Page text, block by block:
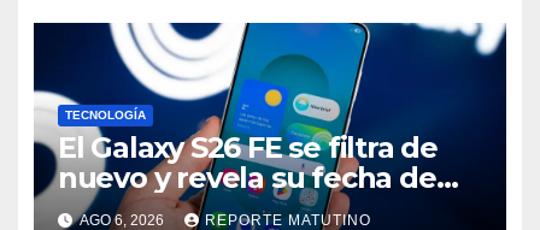
TECNOLOGÍA
El Galaxy S26 FE se filtra de
nuevo y revela su fecha de
lanzamiento
AGO 6, 2026 REPORTE MATUTINO